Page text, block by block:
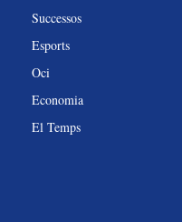
Successos
Esports
Oci
Economia
El Temps